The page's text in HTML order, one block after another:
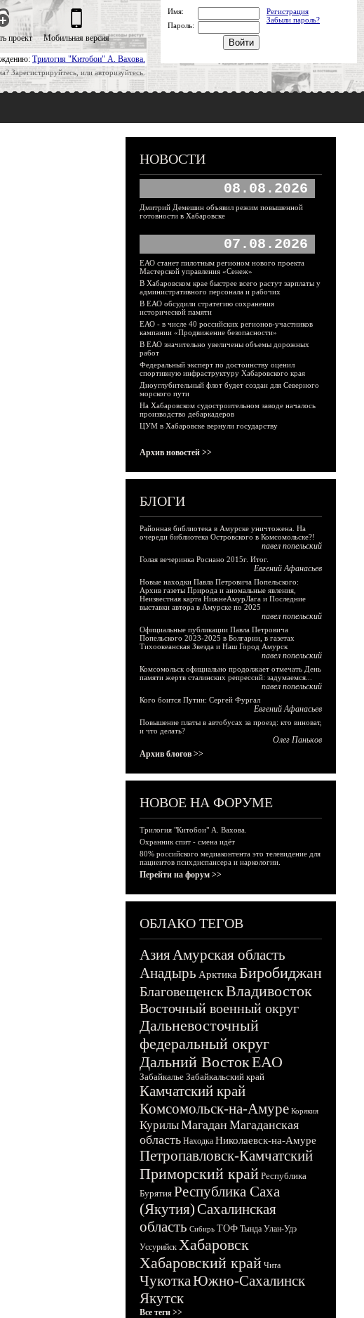
Трилогия "Китобои" А. Вахова.
Зарегистрируйтесь, или авторизуйтесь.
проект Мобильная версия
Имя:
Регистрация
Забыли пароль?
Пароль:
НОВОСТИ
08.08.2026
Дмитрий Демешин объявил режим повышенной
готовности в Хабаровске
07.08.2026
ЕАО станет пилотным регионом нового проекта
Мастерской управления «Сенеж»
В Хабаровском крае быстрее всего растут зарплаты у
административного персонала и рабочих
В ЕАО обсудили стратегию сохранения
исторической памяти
ЕАО - в числе 40 российских регионов-участников
кампании «Продвижение безопасности»
В ЕАО значительно увеличены объемы дорожных
работ
Федеральный эксперт по достоинству оценил
спортивную инфраструктуру Хабаровского края
Дноуглубительный флот будет создан для Северного
морского пути
На Хабаровском судостроительном заводе началось
производство дебаркадеров
ЦУМ в Хабаровске вернули государству
Архив новостей >>
БЛОГИ
Районная библиотека в Амурске уничтожена. На
очереди библиотека Островского в Комсомольске?!
павел попельский
Голая вечеринка Роснано 2015г. Итог.
Евгений Афанасьев
Новые находки Павла Петровича Попельского:
Архив газеты Природа и аномальные явления,
Неизвестная карта НижнеАмурЛага и Последние
выставки автора в Амурске по 2025
павел попельский
Официальные публикации Павла Петровича
Попельского 2023-2025 в Болгарии, в газетах
Тихоокеанская Звезда и Наш Город Амурск
павел попельский
Комсомольск официально продолжает отмечать День
памяти жертв сталинских репрессий: задумаемся...
павел попельский
Кого боится Путин: Сергей Фургал
Евгений Афанасьев
Повышение платы в автобусах за проезд: кто виноват,
и что делать?
Олег Паньков
Архив блогов >>
НОВОЕ НА ФОРУМЕ
Трилогия "Китобои" А. Вахова.
Охранник спит - смена идёт
80% российского медиаконтента это телевидение для
пациентов психдиспансера и наркологии.
Перейти на форум >>
ОБЛАКО ТЕГОВ
АзияАмурская область
Анадырь Арктика Биробиджан
БлаговещенскВладивосток
Восточный военный округ
Дальневосточный
федеральный округ
Дальний ВостокЕАО
Забайкалье Забайкальский край
Камчатский край
Комсомольск-на-Амуре Корякия
КурилыМагадан Магаданская
область Находка Николаевск-на-Амуре
Петропавловск-Камчатский
Приморский край Республика
Бурятия Республика Саха
(Якутия)Сахалинская
область Сибирь ТОФ Тында Улан-Удэ
Уссурийск Хабаровск
Хабаровский край Чита
ЧукоткаЮжно-Сахалинск
Якутск
Все теги >>